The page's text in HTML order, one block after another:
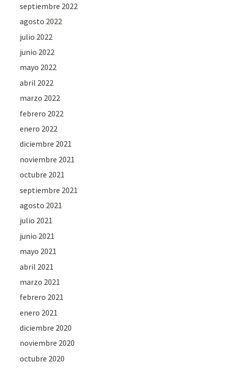
septiembre 2022
agosto 2022
julio 2022
junio 2022
mayo 2022
abril 2022
marzo 2022
febrero 2022
enero 2022
diciembre 2021
noviembre 2021
octubre 2021
septiembre 2021
agosto 2021
julio 2021
junio 2021
mayo 2021
abril 2021
marzo 2021
febrero 2021
enero 2021
diciembre 2020
noviembre 2020
octubre 2020